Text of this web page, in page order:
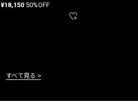
¥18,150 50%OFF
すべて見る